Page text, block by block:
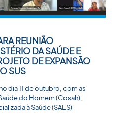
REUNIÃO
DA SAÚDE E
DE EXPANSÃO
SUS
dia 11 de outubro, com as
do Homem (Cosah),
à Saúde (SAES)